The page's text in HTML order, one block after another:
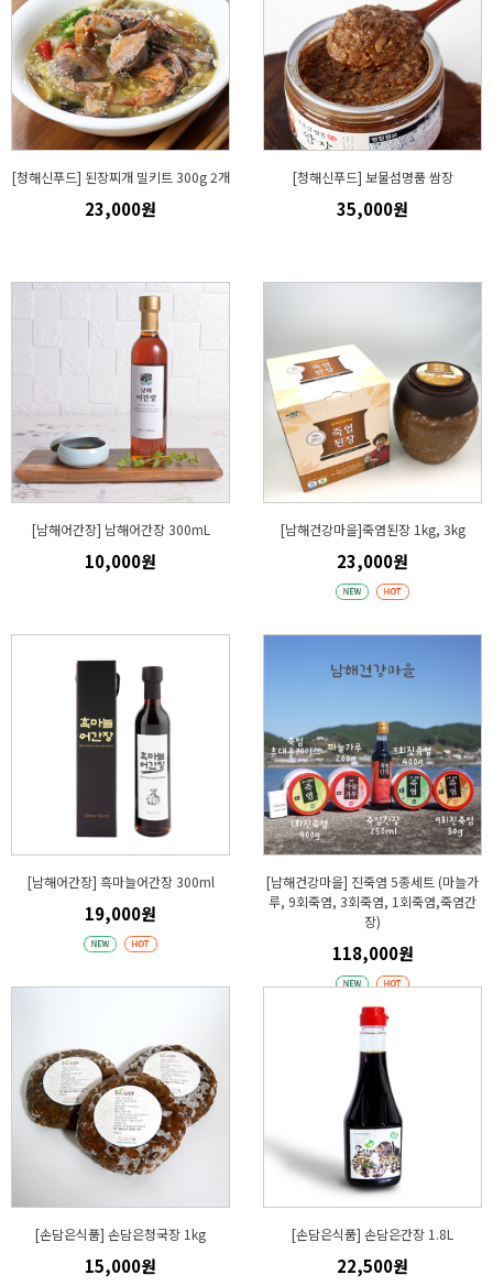
[청해신푸드] 된장찌개 밀키트 300g 2개
23,000원
[청해신푸드] 보물섬명품 쌈장
35,000원
[남해어간장] 남해어간장 300mL
10,000원
[남해건강마을]죽염된장 1kg, 3kg
23,000원
[남해어간장] 흑마늘어간장 300ml
19,000원
[남해건강마을] 진죽염 5종세트 (마늘가
루, 9회죽염, 3회죽염, 1회죽염,죽염간
장)
118,000원
[손담은식품] 손담은청국장 1kg
15,000원
[손담은식품] 손담은간장 1.8L
22,500원